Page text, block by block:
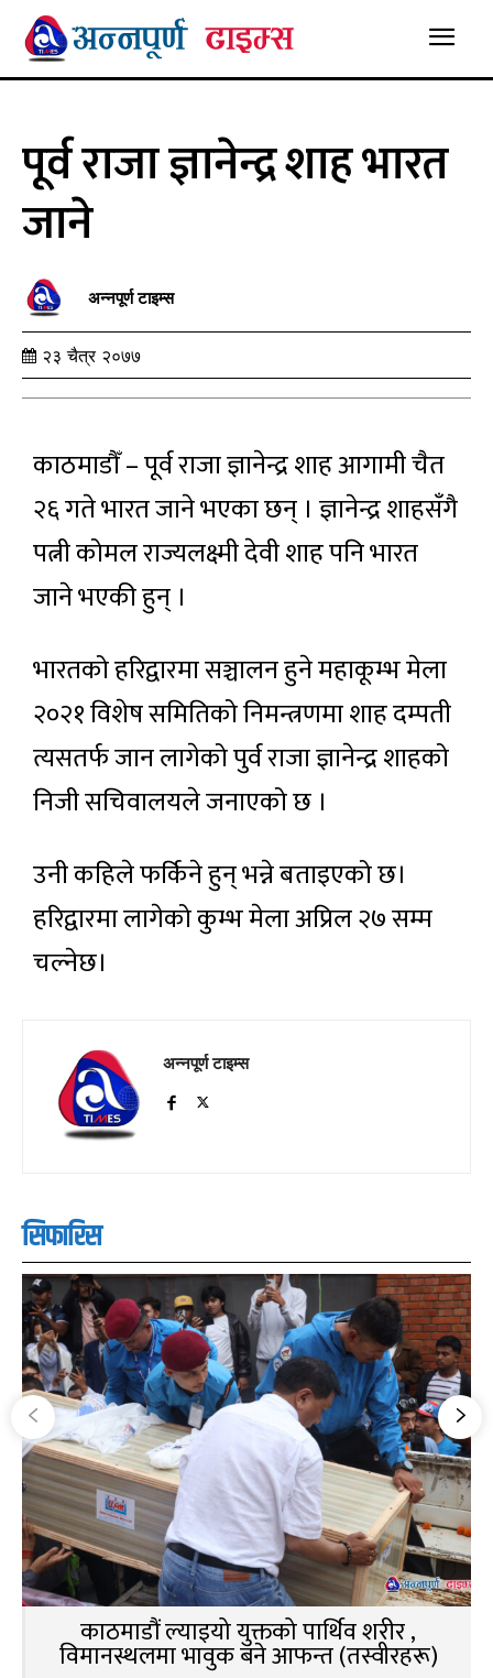
पूर्व राजा ज्ञानेन्द्र शाह भारत
जाने
अन्नपूर्ण टाइम्स
२३ चैत्र २०७७
काठमाडौँ – पूर्व राजा ज्ञानेन्द्र शाह आगामी चैत
२६ गते भारत जाने भएका छन् । ज्ञानेन्द्र शाहसँगै
पत्नी कोमल राज्यलक्ष्मी देवी शाह पनि भारत
जाने भएकी हुन् ।
भारतको हरिद्वारमा सञ्चालन हुने महाकूम्भ मेला
२०२१ विशेष समितिको निमन्त्रणमा शाह दम्पती
त्यसतर्फ जान लागेको पुर्व राजा ज्ञानेन्द्र शाहको
निजी सचिवालयले जनाएको छ ।
उनी कहिले फर्किने हुन् भन्ने बताइएको छ।
हरिद्वारमा लागेको कुम्भ मेला अप्रिल २७ सम्म
चल्नेछ।
अन्नपूर्ण टाइम्स
सिफारिस
काठमाडौं ल्याइयो युक्तको पार्थिव शरीर ,
विमानस्थलमा भावुक बने आफन्त (तस्वीरहरू)